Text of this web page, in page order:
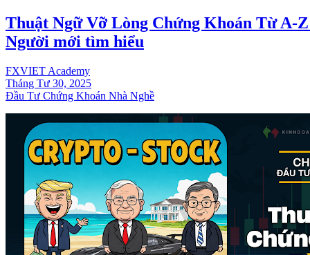
Thuật Ngữ Vỡ Lòng Chứng Khoán Từ A-
Người mới tìm hiểu
FXVIET Academy
Tháng Tư 30, 2025
Đầu Tư Chứng Khoán Nhà Nghề